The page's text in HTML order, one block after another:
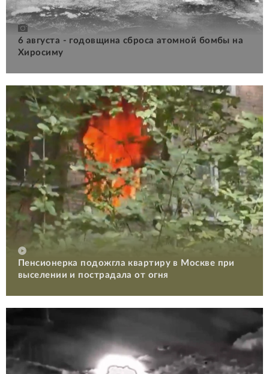
6 августа - годовщина сброса атомной бомбы на
Хиросиму
Пенсионерка подожгла квартиру в Москве при
выселении и пострадала от огня